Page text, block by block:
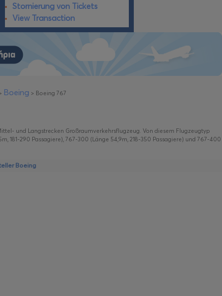
Stornierung von Tickets
View Transaction
Boeing > Boeing 767
und Langstrecken Großraumverkehrsflugzeug. Von diesem Flugzeugtyp
181-290 Passagiere), 767-300 (Länge 54,9m, 218-350 Passagiere) und 767-400
Boeing